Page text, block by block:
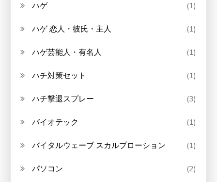
ハゲ (1)
ハゲ 恋人・彼氏・主人 (1)
ハゲ芸能人・有名人 (1)
ハチ対策セット (1)
ハチ撃退スプレー (3)
バイオテック (1)
バイタルウェーブ スカルプローション (1)
パソコン (2)